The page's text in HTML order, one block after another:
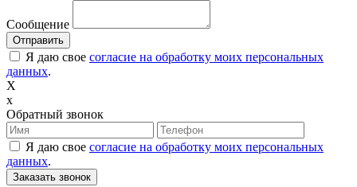
Сообщение
Я даю свое согласие на обработку моих персональных
данных.
X
x
Обратный звонок
Я даю свое согласие на обработку моих персональных
данных.